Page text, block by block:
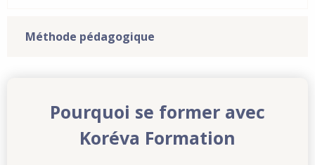
Méthode pédagogique
Pourquoi se former avec
Koréva Formation